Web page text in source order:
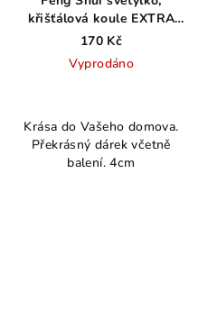
křišťálová koule EXTRA
fazety, 4cm
170 Kč
Vyprodáno
produktu
je
4,2
Krása do Vašeho domova.
Překrásný dárek včetně
balení. 4cm